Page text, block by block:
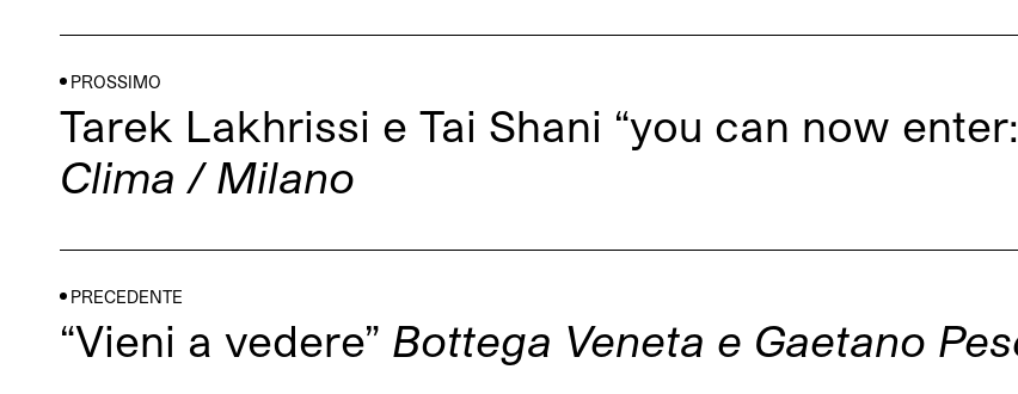
PROSSIMO
Tarek Lakhrissi e Tai Shani “you can now
Clima / Milano
PRECEDENTE
“Vieni a vedere” Bottega Veneta e Gaetano